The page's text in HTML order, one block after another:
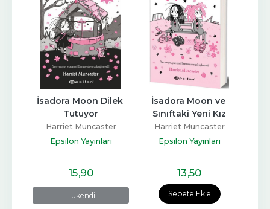
Tükendi
İsadora Moon Dilek
Tutuyor
Harriet Muncaster
Epsilon Yayınları
15,90
Sepete Ekle
İsadora Moon ve
Sınıftaki Yeni Kız
Harriet Muncaster
Epsilon Yayınları
13,50